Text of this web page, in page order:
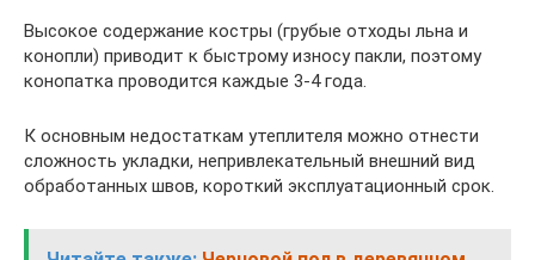
Высокое содержание костры (грубые отходы льна и
конопли) приводит к быстрому износу пакли, поэтому
конопатка проводится каждые 3-4 года.
К основным недостаткам утеплителя можно отнести
сложность укладки, непривлекательный внешний вид
обработанных швов, короткий эксплуатационный срок.